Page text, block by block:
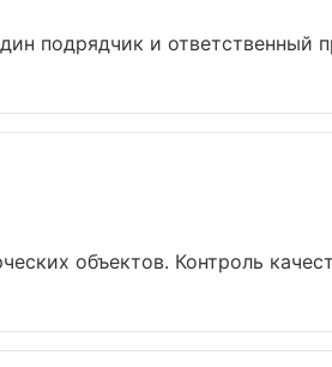
подрядчик и ответственный
объектов. Контроль